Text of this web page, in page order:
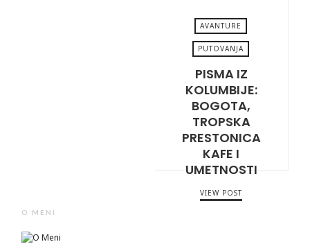
AVANTURE
PUTOVANJA
PISMA IZ
KOLUMBIJE:
BOGOTA,
TROPSKA
PRESTONICA
KAFE I
UMETNOSTI
VIEW POST
O MENI